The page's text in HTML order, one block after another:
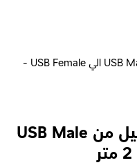
توبي DC015 - كابل توصيل من USB Male الي USB Female -
توبي DC015 - كابل توصيل من USB Male